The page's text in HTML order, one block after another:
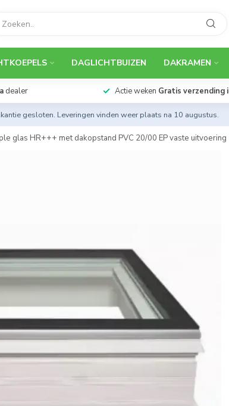
DAGLICHTBUIZEN DAKRAMEN
dealer Actie weken Gratis verzending
gesloten. Leveringen vinden weer plaats na 10 augustus.
glas HR+++ met dakopstand PVC 20/00 EP vaste uitvoering